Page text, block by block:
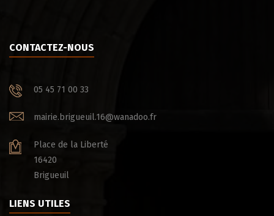
CONTACTEZ-NOUS
05 45 71 00 33
mairie.brigueuil.16@wanadoo.fr
Place de la Liberté
16420
Brigueuil
LIENS UTILES